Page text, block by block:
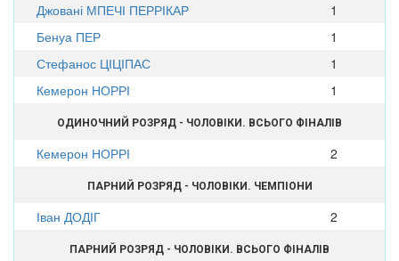
Джовані МПЕЧІ ПЕРРІКАР
1
Бенуа ПЕР
1
Стефанос ЦІЦІПАС
1
Кемерон НОРРІ
1
ОДИНОЧНИЙ РОЗРЯД - ЧОЛОВІКИ. ВСЬОГО ФІНАЛІВ
Кемерон НОРРІ 2
ПАРНИЙ РОЗРЯД - ЧОЛОВІКИ. ЧЕМПІОНИ
Іван ДОДІГ 2
ПАРНИЙ РОЗРЯД - ЧОЛОВІКИ. ВСЬОГО ФІНАЛІВ